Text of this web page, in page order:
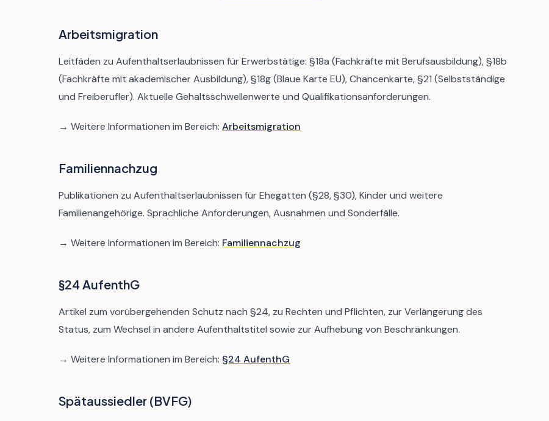
Arbeitsmigration
Leitfäden zu Aufenthaltserlaubnissen für Erwerbstätige: §18a (Fachkräfte mit Berufsausbildung), §18b
(Fachkräfte mit akademischer Ausbildung), §18g (Blaue Karte EU), Chancenkarte, §21 (Selbstständige
und Freiberufler). Aktuelle Gehaltsschwellenwerte und Qualifikationsanforderungen.
→ Weitere Informationen im Bereich: Arbeitsmigration
Familiennachzug
Publikationen zu Aufenthaltserlaubnissen für Ehegatten (§28, §30), Kinder und weitere
Familienangehörige. Sprachliche Anforderungen, Ausnahmen und Sonderfälle.
→ Weitere Informationen im Bereich: Familiennachzug
§24 AufenthG
Artikel zum vorübergehenden Schutz nach §24, zu Rechten und Pflichten, zur Verlängerung des
Status, zum Wechsel in andere Aufenthaltstitel sowie zur Aufhebung von Beschränkungen.
→ Weitere Informationen im Bereich: §24 AufenthG
Spätaussiedler (BVFG)